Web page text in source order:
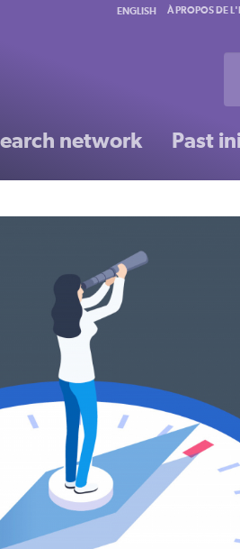
network Past
ENGLISH À PROPOS DE